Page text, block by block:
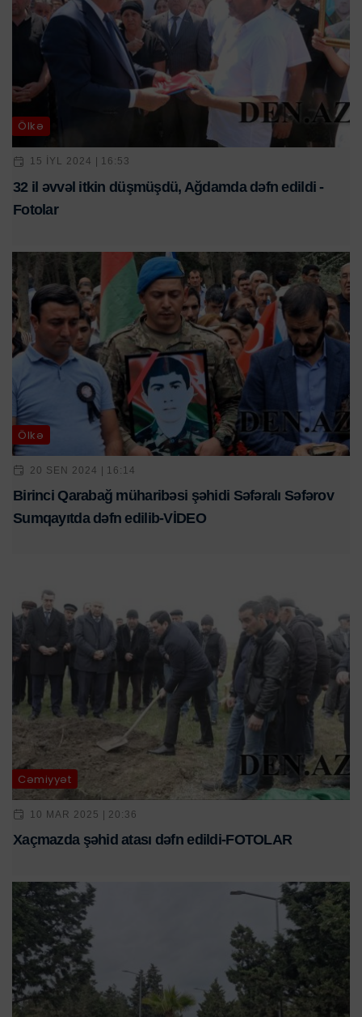
Ölkə
15 IYL 2024 | 16:53
32 il əvvəl itkin düşmüşdü, Ağdamda dəfn edildi -
Fotolar
Ölkə
20 SEN 2024 | 16:14
Birinci Qarabağ müharibəsi şəhidi Səfəralı Səfərov
Sumqayıtda dəfn edilib-VİDEO
Cəmiyyət
10 MAR 2025 | 20:36
Xaçmazda şəhid atası dəfn edildi-FOTOLAR